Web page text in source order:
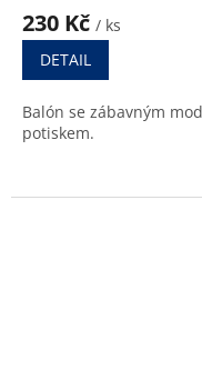
produktu
5,0
5
hvězdiček.
230 Kč / ks
DETAIL
Balón se zábavným
potiskem.